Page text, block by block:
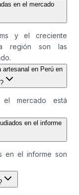
en el mercado
y el creciente
región son las
en Perú en
mercado está
en el informe
en el informe son